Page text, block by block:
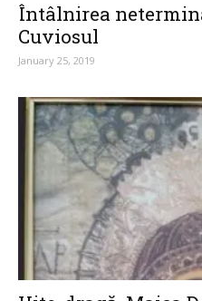
Întâlnirea
Cuviosul
January 25, 2019